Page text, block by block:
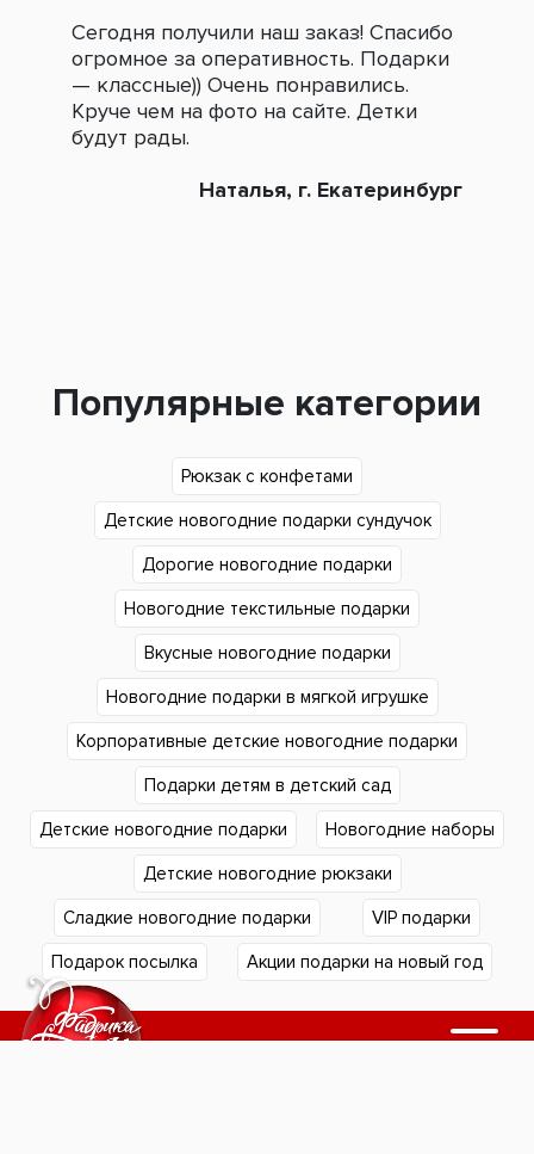
Сегодня получили наш заказ! Спасибо
огромное за оперативность. Подарки
— классные)) Очень понравились.
Круче чем на фото на сайте. Детки
будут рады.
Наталья, г. Екатеринбург
Популярные категории
Рюкзак с конфетами
Детские новогодние подарки сундучок
Дорогие новогодние подарки
Новогодние текстильные подарки
Вкусные новогодние подарки
Новогодние подарки в мягкой игрушке
Корпоративные детские новогодние подарки
Подарки детям в детский сад
Детские новогодние подарки Новогодние наборы
Детские новогодние рюкзаки
Сладкие новогодние подарки VIP подарки
Подарок посылка Акции подарки на новый год